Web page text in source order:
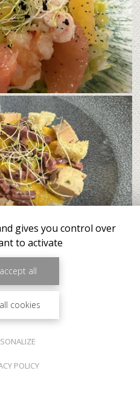
gives you control over
to activate
all
cookies
POLICY